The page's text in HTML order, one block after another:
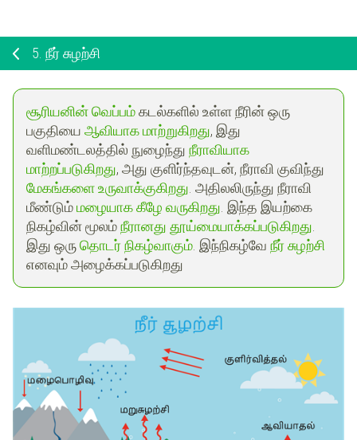
5. நீர் சுழற்சி
சூரியனின் வெப்பம்கடல்களில் உள்ள நீரின் ஒரு
பகுதியை ஆவியாக மாற்றுகிறது, இது
வளிமண்டலத்தில் நுழைந்து நீராவியாக
மாற்றப்படுகிறது, அது குளிர்ந்தவுடன், நீராவி குவிந்து
மேகங்களை உருவாக்குகிறது. அதிலலிருந்து நீராவி
மீண்டும்மழையாக கீழே வருகிறது. இந்த இயற்கை
நிகழ்வின் மூலம்நீரானது தூய்மையாக்கப்படுகிறது.
இது ஒருதொடர் நிகழ்வாகும். இந்நிகழ்வே நீர்சுழற்சி
எனவும் அழைக்கப்படுகிறது